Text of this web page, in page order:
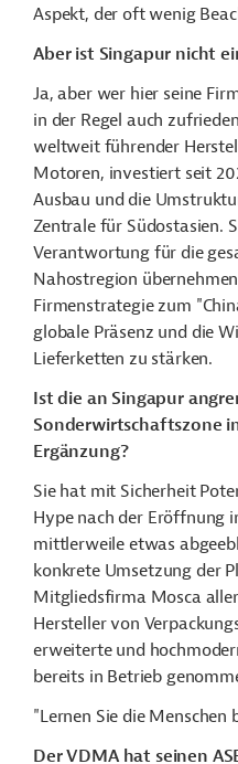
Aspekt, der oft wenig
Aber ist Singapur nicht
Ja, aber wer hier seine
in der Regel auch
weltweit führender
Motoren, investiert seit
Ausbau und die
Zentrale für Südostasien.
Verantwortung für die
Nahostregion
Firmenstrategie zum
globale Präsenz und die
Lieferketten zu stärken.
Ist die an Singapur
Sonderwirtschaftszone
Ergänzung?
Sie hat mit Sicherheit
Hype nach der Eröffnung
mittlerweile etwas
konkrete Umsetzung der
Mitgliedsfirma Mosca
Hersteller von
erweiterte und
bereits in Betrieb
"Lernen Sie die Menschen
Der VDMA hat seinen